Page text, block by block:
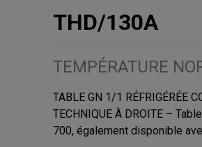
THD/130A
TEMPÉRATURE
TABLE GN 1/1 RÉFRIGÉRÉE
TECHNIQUE À DROITE –
700, également disponible